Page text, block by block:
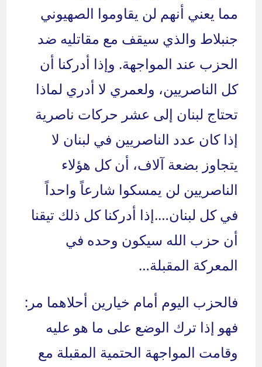
مما يعني أنهم لن يقاوموا الصهيوني
جنبلاط والذي سيقف مع مقاتليه ضد
الحزب عند المواجهة. وإذا أدركنا أن
كل الناصريين، ولعمري لا أدري لماذا
تحتاج لبنان إلى عشر حركات ناصرية
إذا كان عدد الناصريين في لبنان لا
يتجاوز بضعة آلاف، أن كل هؤلاء
الناصريين لن يمسكوا شارعاً واحداً
في كل لبنان….إذا أدركنا كل ذلك تيقنا
أن حزب الله سيكون وحده في
المعركة المقبلة…
فالحزب اليوم أمام خيارين أحلاهما مر:
فهو إذا ترك الوضع على ما هو عليه
وقامت المواجهة الحتمية المقبلة مع